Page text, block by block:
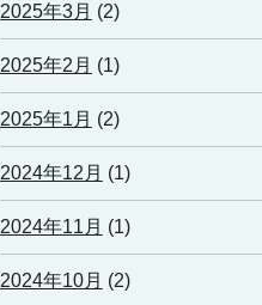
2025年3月 (2)
2025年2月 (1)
2025年1月 (2)
2024年12月 (1)
2024年11月 (1)
2024年10月 (2)